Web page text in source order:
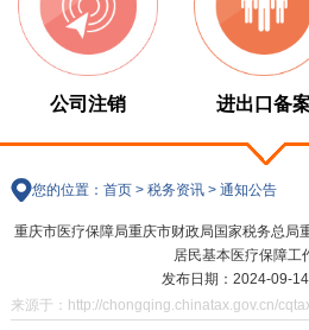
公司注销 进出口备
您的位置： 首页> 税务资讯> 通知公告
重庆市医疗保障局重庆市财政局国家税务总局
居民基本医疗保障工
发布日期：2024-09-
来源于：http://chongqing.chinatax.gov.cn/